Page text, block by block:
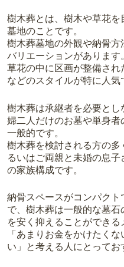
樹木葬とは、樹木や草花
墓地のことです。
樹木葬墓地の外観や納骨
バリエーションがあります
草花の中に区画が整備され
などのスタイルが特に人気
樹木葬は承継者を必要と
婦二人だけのお墓や単身
一般的です。
樹木葬を検討される方の
るいはご両親と未婚の息
の家族構成です。
納骨スペースがコンパク
で、樹木葬は一般的な墓
を安く抑えることができる
「あまりお金をかけたく
い」と考える人にとってお